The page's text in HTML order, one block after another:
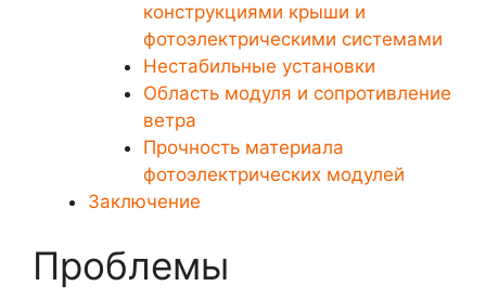
конструкциями крыши и
фотоэлектрическими системами
Нестабильные установки
Область модуля и сопротивление
ветра
Прочность материала
фотоэлектрических модулей
Заключение
Проблемы